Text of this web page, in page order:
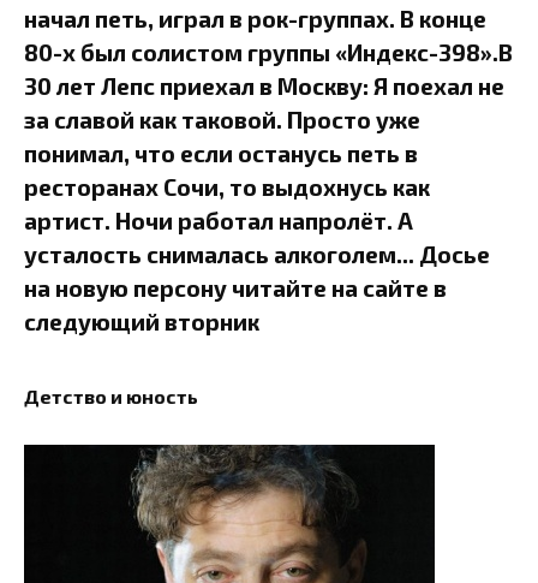
начал петь, играл в рок-группах. В конце
80-х был солистом группы «Индекс-398».В
30 лет Лепс приехал в Москву: Я поехал не
за славой как таковой. Просто уже
понимал, что если останусь петь в
ресторанах Сочи, то выдохнусь как
артист. Ночи работал напролёт. А
усталость снималась алкоголем... Досье
на новую персону читайте на сайте в
следующий вторник
Детство и юность